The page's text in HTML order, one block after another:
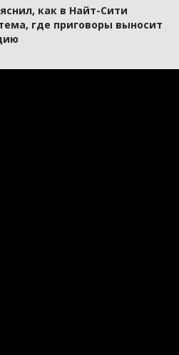
как в Найт-Сити
где приговоры выносит